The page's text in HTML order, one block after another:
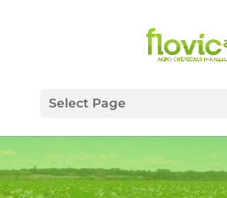
Select Page